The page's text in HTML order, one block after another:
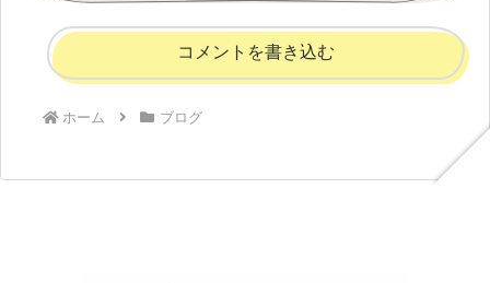
コメントを書き込む
ホーム ブログ